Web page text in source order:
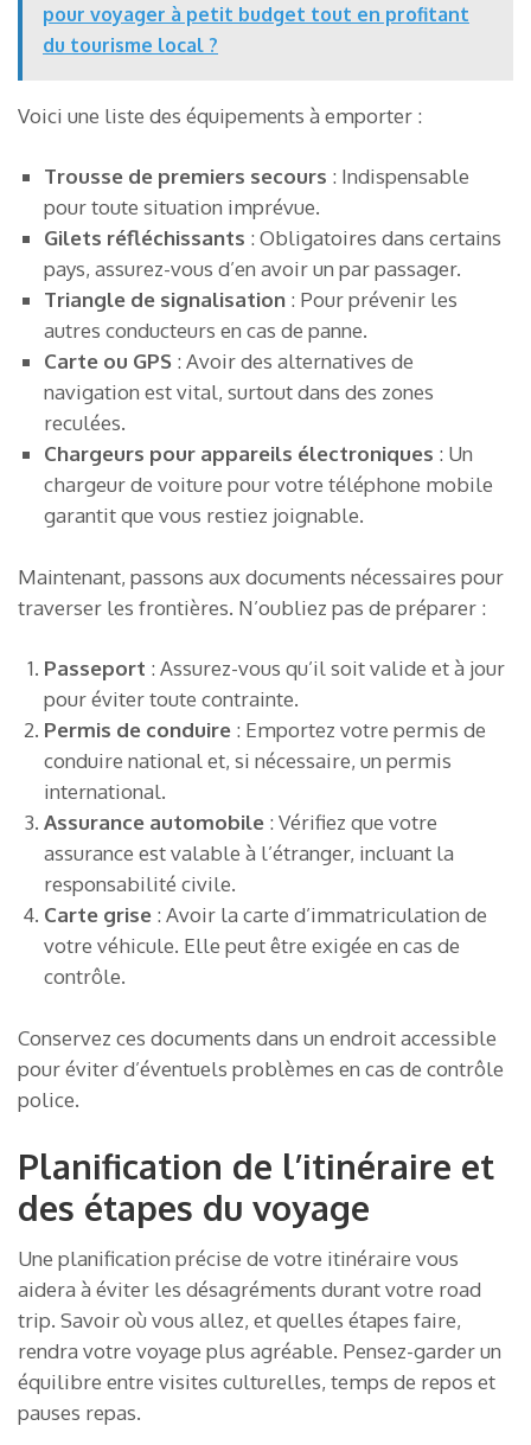
pour voyager à petit budget tout en profitant
du tourisme local ?
Voici une liste des équipements à emporter :
Trousse de premiers secours : Indispensable
pour toute situation imprévue.
Gilets réfléchissants : Obligatoires dans certains
pays, assurez-vous d’en avoir un par passager.
Triangle de signalisation : Pour prévenir les
autres conducteurs en cas de panne.
Carte ou GPS : Avoir des alternatives de
navigation est vital, surtout dans des zones
reculées.
Chargeurs pour appareils électroniques : Un
chargeur de voiture pour votre téléphone mobile
garantit que vous restiez joignable.
Maintenant, passons aux documents nécessaires pour
traverser les frontières. N’oubliez pas de préparer :
Passeport : Assurez-vous qu’il soit valide et à jour
pour éviter toute contrainte.
Permis de conduire : Emportez votre permis de
conduire national et, si nécessaire, un permis
international.
Assurance automobile : Vérifiez que votre
assurance est valable à l’étranger, incluant la
responsabilité civile.
Carte grise : Avoir la carte d’immatriculation de
votre véhicule. Elle peut être exigée en cas de
contrôle.
Conservez ces documents dans un endroit accessible
pour éviter d’éventuels problèmes en cas de contrôle
police.
Planification de l’itinéraire et
des étapes du voyage
Une planification précise de votre itinéraire vous
aidera à éviter les désagréments durant votre road
trip. Savoir où vous allez, et quelles étapes faire,
rendra votre voyage plus agréable. Pensez-garder un
équilibre entre visites culturelles, temps de repos et
pauses repas.